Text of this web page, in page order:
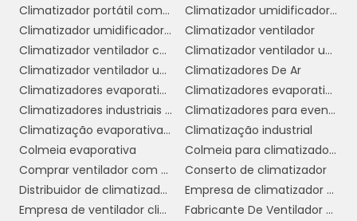
COMO ESCOLHER O
CLIMATIZADOR IDEAL PARA
SUA EMPRESA
Escolher o climatizador de ar ideal para sua
empresa é uma decisão importante que pode
impactar diretamente no conforto e na
produtividade do ambiente. Aqui estão
algumas dicas para ajudá-lo a fazer a
escolha certa:
Climatizador portátil com água
Climatizador umidificador industrial
Climatizador umidificador ventilador
Climatizador ventilador
Climatizador ventilador com água
Climatizador ventilador umidificador de ar
Climatizador ventilador umidificador de parede a água
Climatizadores De Ar
Climatizadores evaporativo comercial e industrial
Climatizadores evaporativos
Climatizadores industriais portáteis
Climatizadores para eventos
Climatização evaporativa industrial
Climatização industrial
Colmeia evaporativa
Colmeia para climatizador preço
Comprar ventilador com climatizador
Conserto de climatizador
Distribuidor de climatizador evaporativo
Empresa de climatizador evaporativo
Empresa de ventilador climatizador industrial
Fabricante De Ventilador Climatizador Umidificador